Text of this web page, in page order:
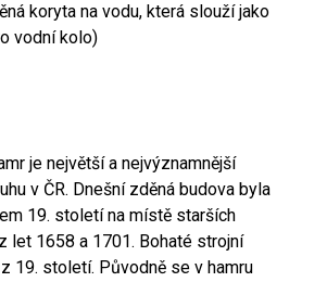
koryta na vodu, která slouží jako
vodní kolo)
je největší a nejvýznamnější
v ČR. Dnešní zděná budova byla
19. století na místě starších
let 1658 a 1701. Bohaté strojní
19. století. Původně se v hamru